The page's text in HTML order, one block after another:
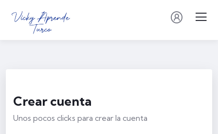
Crear cuenta
Unos pocos clicks para crear la cuenta